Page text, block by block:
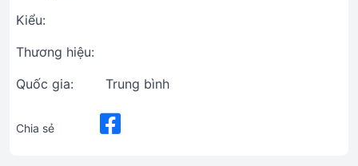
Kiểu:
Thương hiệu:
Quốc gia:
Trung bình
Chia sẻ